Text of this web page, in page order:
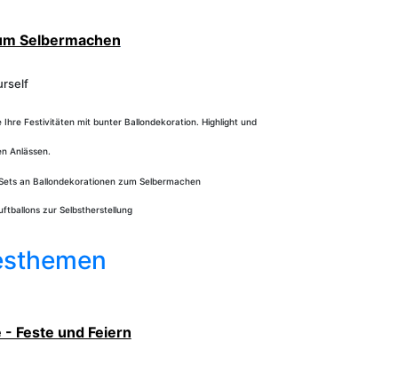
Selbermachen
Festivitäten mit bunter Ballondekoration. Highlight und
Anlässen.
an Ballondekorationen zum Selbermachen
zur Selbstherstellung
Feste und Feiern